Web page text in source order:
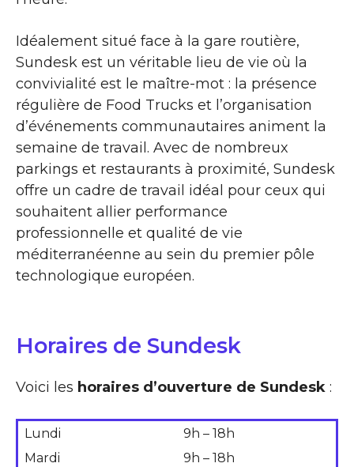
Idéalement situé face à la gare routière,
Sundesk est un véritable lieu de vie où la
convivialité est le maître-mot : la présence
régulière de Food Trucks et l’organisation
d’événements communautaires animent la
semaine de travail. Avec de nombreux
parkings et restaurants à proximité, Sundesk
offre un cadre de travail idéal pour ceux qui
souhaitent allier performance
professionnelle et qualité de vie
méditerranéenne au sein du premier pôle
technologique européen.
Horaires de Sundesk
Voici les horaires d’ouverture de Sundesk :
Lundi
9h – 18h
Mardi
9h – 18h